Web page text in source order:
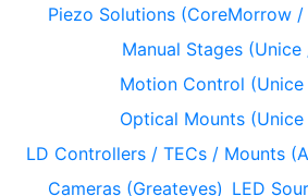
Piezo Solutions (CoreMorrow /
Manual Stages
Motion Control
Optical Mounts
LD Controllers / TECs / Mounts
Cameras (Greateyes) LED